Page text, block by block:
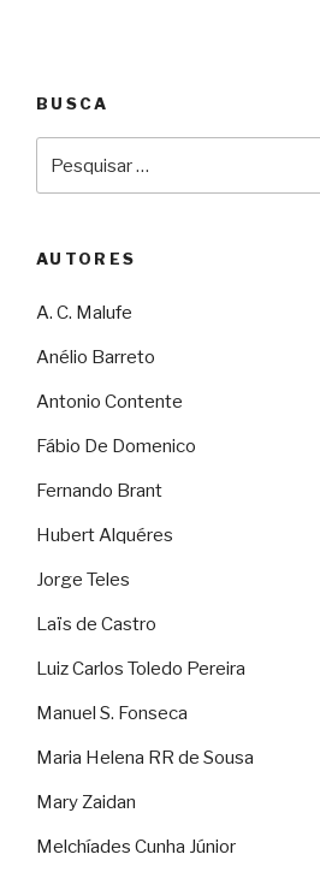
BUSCA
por:
AUTORES
A. C. Malufe
Anélio Barreto
Antonio Contente
Fábio De Domenico
Fernando Brant
Hubert Alquéres
Jorge Teles
Laïs de Castro
Luiz Carlos Toledo Pereira
Manuel S. Fonseca
Maria Helena RR de Sousa
Mary Zaidan
Melchíades Cunha Júnior